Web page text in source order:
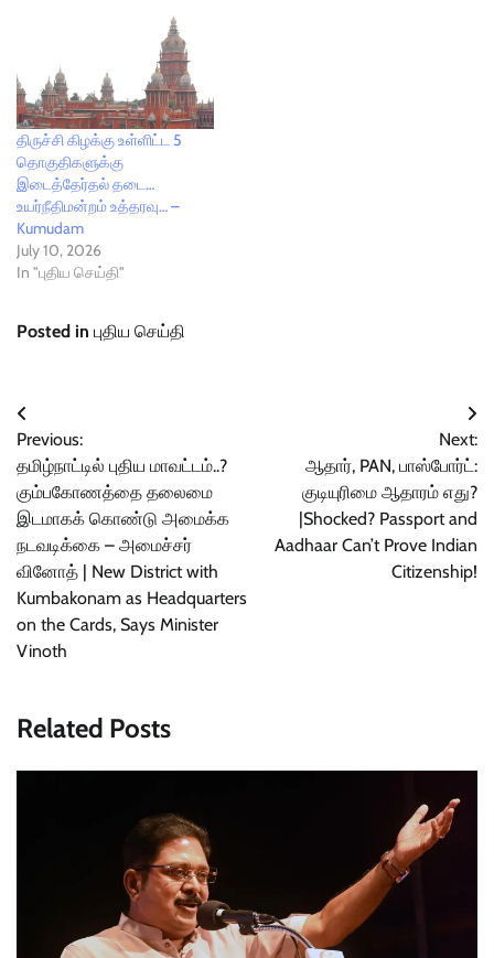
திருச்சி கிழக்கு உள்ளிட்ட 5
தொகுதிகளுக்கு
இடைத்தேர்தல் தடை…
உயர்நீதிமன்றம் உத்தரவு… –
Kumudam
July 10, 2026
In "புதிய செய்தி"
Posted in புதிய செய்தி
Post
navigation
Previous:
தமிழ்நாட்டில் புதிய மாவட்டம்..?
கும்பகோணத்தை தலைமை
இடமாகக் கொண்டு அமைக்க
நடவடிக்கை – அமைச்சர்
வினோத் | New District with
Kumbakonam as Headquarters
on the Cards, Says Minister
Vinoth
Next:
ஆதார், PAN, பாஸ்போர்ட்:
குடியுரிமை ஆதாரம் எது?
|Shocked? Passport and
Aadhaar Can’t Prove Indian
Citizenship!
Related Posts